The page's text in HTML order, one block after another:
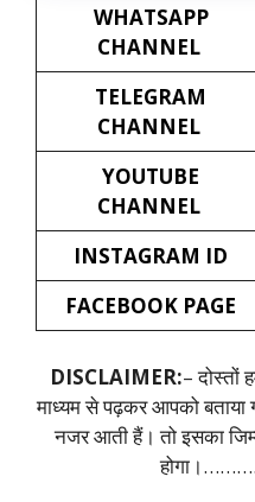
WHATSAPP
CHANNEL
TELEGRAM
CHANNEL
YOUTUBE
CHANNEL
INSTAGRAM ID
FACEBOOK PAGE
DISCLAIMER:– दोस्तों
माध्यम से पढ़कर आपको
नजर आती हैं। तो इसका